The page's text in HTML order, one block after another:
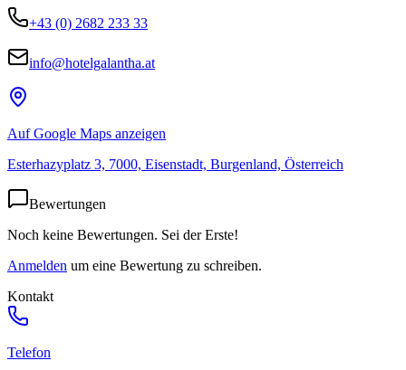
+43 (0) 2682 233 33
info@hotelgalantha.at
Auf Google Maps anzeigen
Esterhazyplatz 3, 7000, Eisenstadt, Burgenland, Österreich
Bewertungen
Noch keine Bewertungen. Sei der Erste!
Anmelden um eine Bewertung zu schreiben.
Kontakt
Telefon